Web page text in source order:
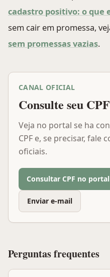
cadastro positivo: o que
sem cair em promessa,
sem promessas vazias.
CANAL OFICIAL
Consulte seu
Veja no portal se ha
CPF e, se precisar, fale
oficiais.
Consultar CPF no portal
Enviar e-mail
Perguntas frequentes